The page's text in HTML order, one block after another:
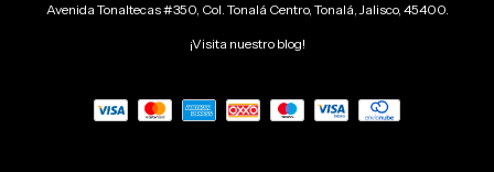
Avenida Tonaltecas #350, Col. Tonalá Centro, Tonalá, Jalisco, 45400.
¡Visita nuestro blog!